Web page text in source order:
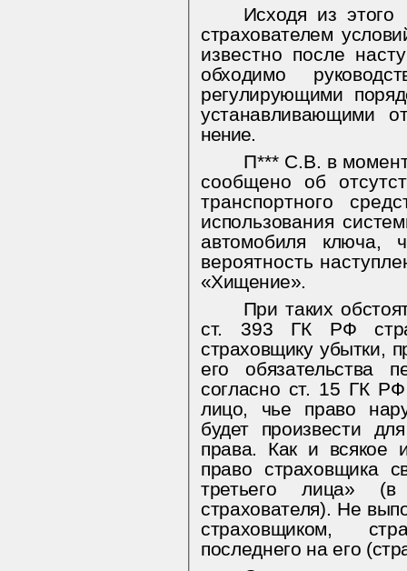
Исходя из этого
страхователем
обходимо
регулирующими
нение.
П*** С.В. в
сообщено об
транспортного
использования
автомобиля ключа,
вероятность
«Хищение».
При таких
ст. 393 ГК РФ
его
согласно ст. 15 ГК
лицо, чье право
будет произвести
права. Как и всякое
право страховщика
третье­го лица»
страхователя). Не
страховщиком,
последнего на его